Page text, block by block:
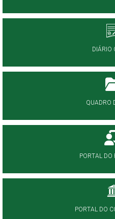
DIÁRIO
QUADRO
PORTAL DO
PORTAL DO